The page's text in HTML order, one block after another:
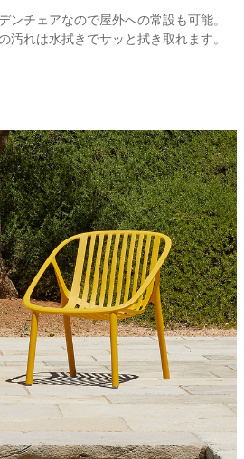
ンチェアなので屋外への常設も可能。
汚れは水拭きでサッと拭き取れます。